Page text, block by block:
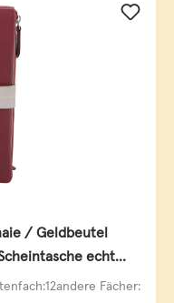
/ Geldbeutel
echt
Fächer: